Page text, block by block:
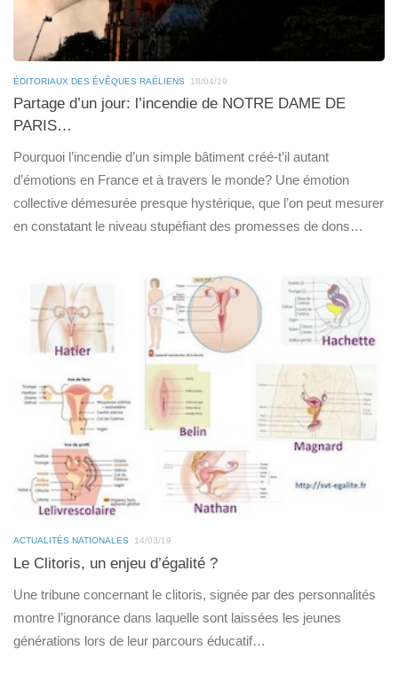
ÉDITORIAUX DES ÉVÊQUES RAÉLIENS 18/04/19
Partage d’un jour: l’incendie de NOTRE DAME DE
PARIS…
Pourquoi l’incendie d’un simple bâtiment créé-t’il autant
d’émotions en France et à travers le monde? Une émotion
collective démesurée presque hystérique, que l’on peut mesurer
en constatant le niveau stupéfiant des promesses de dons…
ACTUALITÉS NATIONALES 14/03/19
Le Clitoris, un enjeu d’égalité ?
Une tribune concernant le clitoris, signée par des personnalités
montre l’ignorance dans laquelle sont laissées les jeunes
générations lors de leur parcours éducatif…